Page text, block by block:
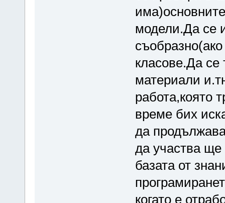
модели.Да се
класове.Да се
материали
работа,която
време бих
да
да участва
базата от
когато е